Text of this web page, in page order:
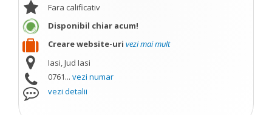
Fara calificativ
Disponibil chiar acum!
Creare website-uri vezi mai mult
Iasi, Jud Iasi
0761... vezi numar
vezi detalii